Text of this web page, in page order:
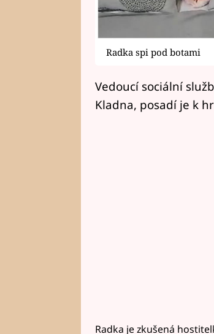
Radka spi pod botami
Vedoucí sociální
Kladna, posadí je k
Radka je zkušená